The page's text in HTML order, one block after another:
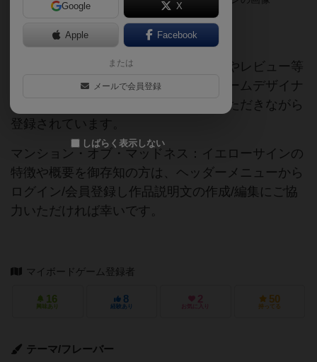
ご協力ください
当サイトに掲載されている作品説明文やレビュー等
の情報は、ボドゲーマ運営事務局・ゲームデザイナ
ーご本人様・有志の皆様にご協力をいただきながら
登録されています。
マンション・オブ・マッドネス：イエローサインの
特徴や概要を御存知の方は、ヘッダーメニューから
ログイン/会員登録し作品説明文の作成/編集にご協
力いただければ幸いです。
マイボードゲーム登録者
16
興味あり
8
経験あり
2
お気に入り
50
持ってる
テーマ/フレーバー
Google X
Apple Facebook
または
メールで会員登録
しばらく表示しない